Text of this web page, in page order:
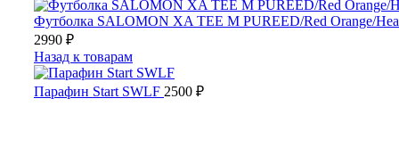
Футболка SALOMON XA TEE M PUREED/Red Orange/
2990 ₽
Назад к товарам
Парафин Start SWLF 2500 ₽